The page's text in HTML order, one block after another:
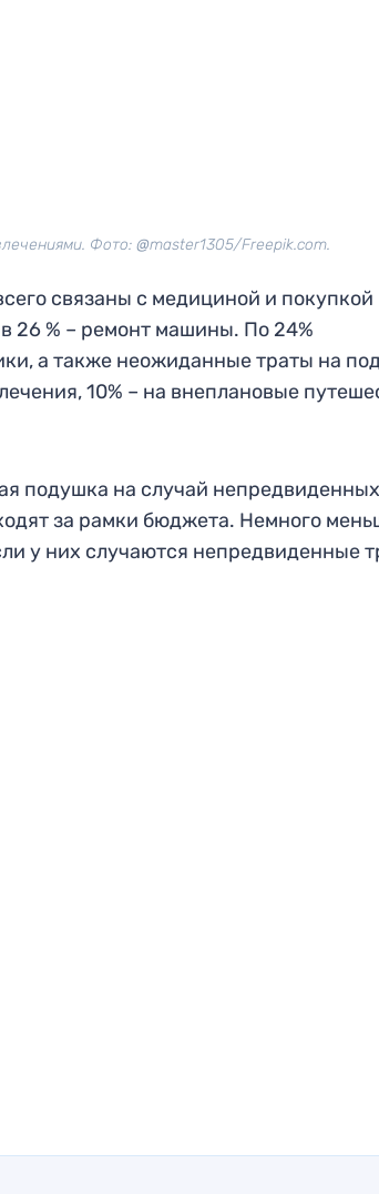
Фото: @master1305/Freepik.com.
связаны с медициной и покупкой
26 % – ремонт машины. По 24%
а также неожиданные траты на
10% – на внеплановые
подушка на случай непредвиденных
за рамки бюджета. Немного
у них случаются непредвиденные